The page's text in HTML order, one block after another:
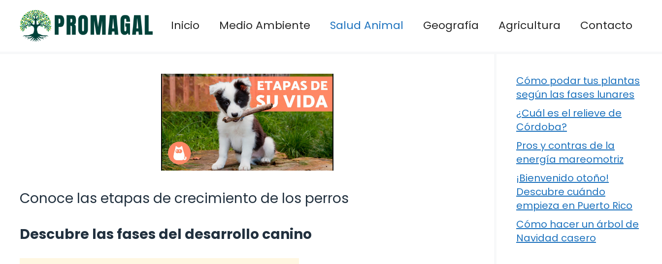
contenido
Inicio Medio Ambiente Salud Animal Geografía Agricultura Contacto
Conoce las etapas de crecimiento de los perros
Descubre las fases del desarrollo canino
Cómo podar tus plantas
según las fases lunares
¿Cuál es el relieve de
Córdoba?
Pros y contras de la
energía mareomotriz
¡Bienvenido otoño!
Descubre cuándo
empieza en Puerto Rico
Cómo hacer un árbol de
Navidad casero